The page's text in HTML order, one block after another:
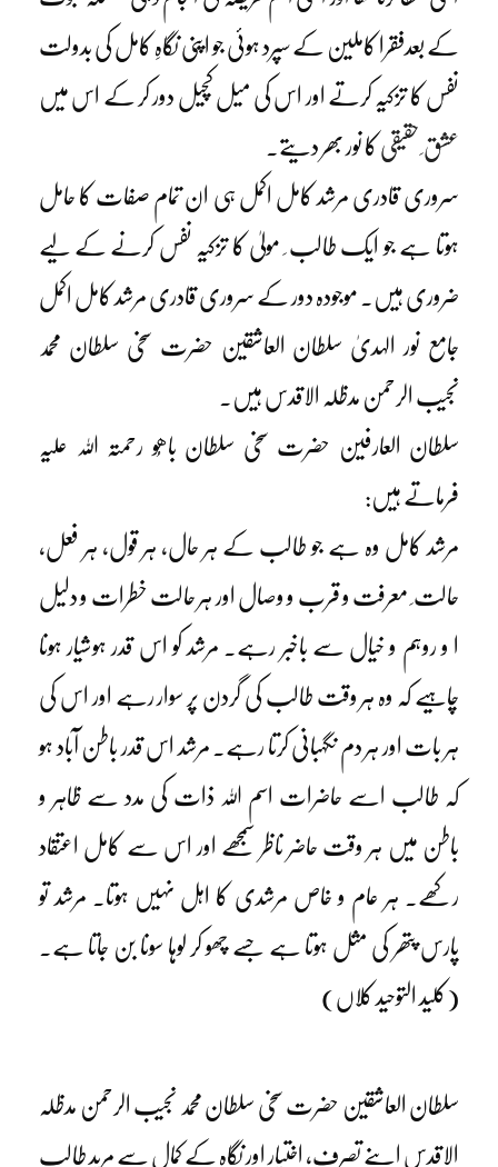
کے بعدفقرا کاملین کے سپرد ہوئی جو اپنی نگاہِ کامل کی بدولت
نفس کا تزکیہ کرتے اور اس کی میل کچیل دور کر کے اس میں
عشق ِ حقیقی کا نور بھر دیتے۔
سروری قادری مرشد کامل اکمل ہی ان تمام صفات کا حامل
ہوتا ہے جو ایک طالب ِ مولیٰ کا تزکیہ نفس کرنے کے لیے
ضروری ہیں۔ موجودہ دور کے سروری قادری مرشد کامل اکمل
جامع نور الہدیٰ سلطان العاشقین حضرت سخی سلطان محمد
نجیب الرحمن مدظلہ الاقدس ہیں۔
سلطان العارفین حضرت سخی سلطان باھُو رحمتہ اللہ علیہ
فرماتے ہیں:
مرشد کامل وہ ہے جو طالب کے ہر حال، ہر قول، ہر فعل،
حالت ِ معرفت و قرب و وصال اور ہر حالت خطرات و دلیل
ا و روہم و خیال سے باخبر رہے۔ مرشد کو اس قدر ہوشیار ہونا
چاہیے کہ وہ ہر وقت طالب کی گردن پر سوار رہے اور اس کی
ہر بات اور ہر دم نگہبانی کرتا رہے۔ مرشد اس قدر باطن آباد ہو
کہ طالب اسے حاضرات اسم اللہ ذات کی مدد سے ظاہر و
باطن میں ہر وقت حاضر ناظر سمجھے اور اس سے کامل اعتقاد
رکھے۔ ہر عام و خاص مرشدی کا اہل نہیں ہوتا۔ مرشد تو
پارس پتھر کی مثل ہوتا ہے جسے چھو کر لوہا سونا بن جاتا ہے۔
(کلید التوحید کلاں)
سلطان العاشقین حضرت سخی سلطان محمد نجیب الرحمن مدظلہ
الاقدس اپنے تصرف، اختیار اور نگاہ کے کمال سے مرید طالب